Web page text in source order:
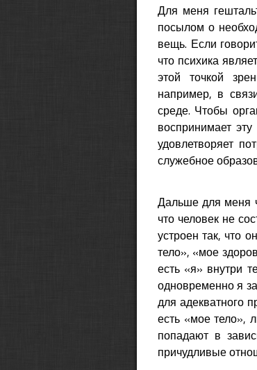
Для меня
посылом о
вещь. Если
что психика
этой точкой
например, в
среде. Чтобы
воспринимает
удовлетворяет
служебное
Дальше для меня
что человек не
устроен так, что
тело», «мое
есть «я» внутри
одновременно я
для адекватного
есть «мое тело»,
попадают в
причудливые